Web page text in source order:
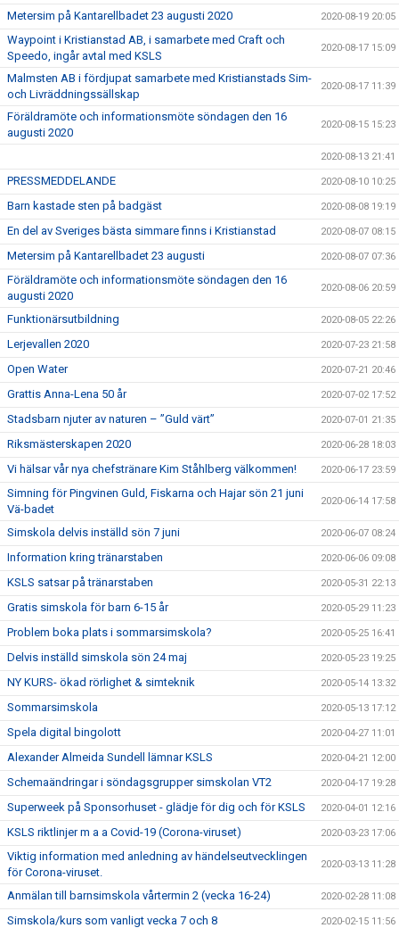
Metersim på Kantarellbadet 23 augusti 2020 2020-08-19 20:05
Waypoint i Kristianstad AB, i samarbete med Craft och
Speedo, ingår avtal med KSLS
2020-08-17 15:09
Malmsten AB i fördjupat samarbete med Kristianstads Sim-
och Livräddningssällskap
2020-08-17 11:39
Föräldramöte och informationsmöte söndagen den 16
augusti 2020
2020-08-15 15:23
2020-08-13 21:41
PRESSMEDDELANDE 2020-08-10 10:25
Barn kastade sten på badgäst 2020-08-08 19:19
En del av Sveriges bästa simmare finns i Kristianstad 2020-08-07 08:15
Metersim på Kantarellbadet 23 augusti 2020-08-07 07:36
Föräldramöte och informationsmöte söndagen den 16
augusti 2020
2020-08-06 20:59
Funktionärsutbildning 2020-08-05 22:26
Lerjevallen 2020 2020-07-23 21:58
Open Water 2020-07-21 20:46
Grattis Anna-Lena 50 år 2020-07-02 17:52
Stadsbarn njuter av naturen – ”Guld värt” 2020-07-01 21:35
Riksmästerskapen 2020 2020-06-28 18:03
Vi hälsar vår nya chefstränare Kim Ståhlberg välkommen! 2020-06-17 23:59
Simning för Pingvinen Guld, Fiskarna och Hajar sön 21 juni
Vä-badet
2020-06-14 17:58
Simskola delvis inställd sön 7 juni 2020-06-07 08:24
Information kring tränarstaben 2020-06-06 09:08
KSLS satsar på tränarstaben 2020-05-31 22:13
Gratis simskola för barn 6-15 år 2020-05-29 11:23
Problem boka plats i sommarsimskola? 2020-05-25 16:41
Delvis inställd simskola sön 24 maj 2020-05-23 19:25
NY KURS- ökad rörlighet & simteknik 2020-05-14 13:32
Sommarsimskola 2020-05-13 17:12
Spela digital bingolott 2020-04-27 11:01
Alexander Almeida Sundell lämnar KSLS 2020-04-21 12:00
Schemaändringar i söndagsgrupper simskolan VT2 2020-04-17 19:28
Superweek på Sponsorhuset - glädje för dig och för KSLS 2020-04-01 12:16
KSLS riktlinjer m a a Covid-19 (Corona-viruset) 2020-03-23 17:06
Viktig information med anledning av händelseutvecklingen
för Corona-viruset.
2020-03-13 11:28
Anmälan till barnsimskola vårtermin 2 (vecka 16-24) 2020-02-28 11:08
Simskola/kurs som vanligt vecka 7 och 8 2020-02-15 11:56